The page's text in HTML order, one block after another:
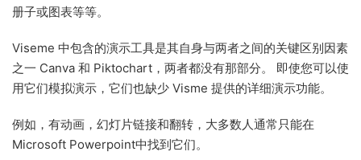
册子或图表等等。
Viseme 中包含的演示工具是其自身与两者之间的关键区别因素
之一 Canva 和 Piktochart，两者都没有那部分。 即使您可以使
用它们模拟演示，它们也缺少 Visme 提供的详细演示功能。
例如，有动画，幻灯片链接和翻转，大多数人通常只能在
Microsoft Powerpoint中找到它们。